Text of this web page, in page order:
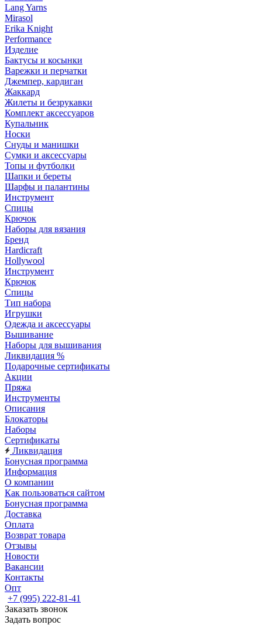
Lang Yarns
Mirasol
Erika Knight
Performance
Изделие
Бактусы и косынки
Варежки и перчатки
Джемпер, кардиган
Жаккард
Жилеты и безрукавки
Комплект аксессуаров
Купальник
Носки
Снуды и манишки
Сумки и аксессуары
Топы и футболки
Шапки и береты
Шарфы и палантины
Инструмент
Спицы
Крючок
Наборы для вязания
Бренд
Hardicraft
Hollywool
Инструмент
Крючок
Спицы
Тип набора
Игрушки
Одежда и аксессуары
Вышивание
Наборы для вышивания
Ликвидация %
Подарочные сертификаты
Акции
Пряжа
Инструменты
Описания
Блокаторы
Наборы
Сертификаты
Ликвидация
Бонусная программа
Информация
О компании
Как пользоваться сайтом
Бонусная программа
Доставка
Оплата
Возврат товара
Отзывы
Новости
Вакансии
Контакты
Опт
+7 (995) 222-81-41
Заказать звонок
Задать вопрос